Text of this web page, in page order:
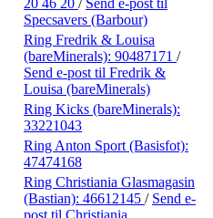
Specsavers (Barbour)
Ring Fredrik & Louisa
(bareMinerals): 90487171 /
Send e-post til Fredrik &
Louisa (bareMinerals)
Ring Kicks (bareMinerals):
33221043
Ring Anton Sport (Basisfot):
47474168
Ring Christiania Glasmagasin
(Bastian): 46612145 / Send e-
post til Christiania